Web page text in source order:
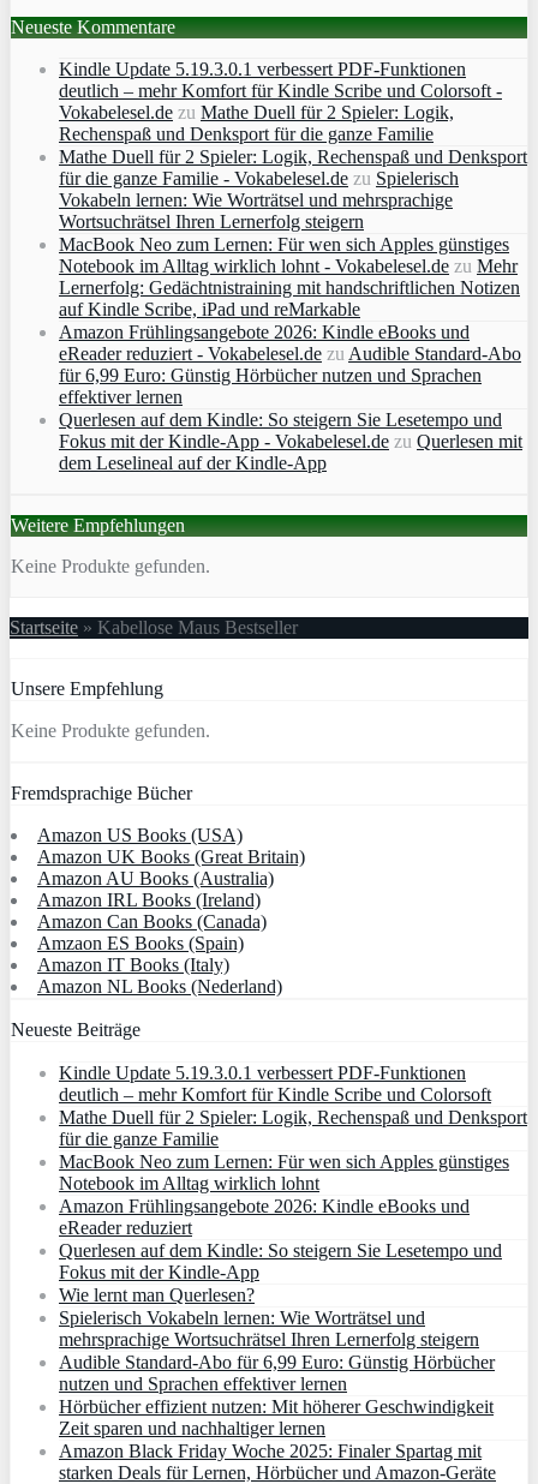
Neueste Kommentare
Kindle Update 5.19.3.0.1 verbessert PDF-Funktionen
deutlich – mehr Komfort für Kindle Scribe und Colorsoft -
Vokabelesel.de zu Mathe Duell für 2 Spieler: Logik,
Rechenspaß und Denksport für die ganze Familie
Mathe Duell für 2 Spieler: Logik, Rechenspaß und Denksport
für die ganze Familie - Vokabelesel.de zu Spielerisch
Vokabeln lernen: Wie Worträtsel und mehrsprachige
Wortsuchrätsel Ihren Lernerfolg steigern
MacBook Neo zum Lernen: Für wen sich Apples günstiges
Notebook im Alltag wirklich lohnt - Vokabelesel.de zu Mehr
Lernerfolg: Gedächtnistraining mit handschriftlichen Notizen
auf Kindle Scribe, iPad und reMarkable
Amazon Frühlingsangebote 2026: Kindle eBooks und
eReader reduziert - Vokabelesel.de zu Audible Standard-Abo
für 6,99 Euro: Günstig Hörbücher nutzen und Sprachen
effektiver lernen
Querlesen auf dem Kindle: So steigern Sie Lesetempo und
Fokus mit der Kindle-App - Vokabelesel.de zu Querlesen mit
dem Leselineal auf der Kindle-App
Weitere Empfehlungen
Keine Produkte gefunden.
Startseite » Kabellose Maus Bestseller
Unsere Empfehlung
Keine Produkte gefunden.
Fremdsprachige Bücher
Amazon US Books (USA)
Amazon UK Books (Great Britain)
Amazon AU Books (Australia)
Amazon IRL Books (Ireland)
Amazon Can Books (Canada)
Amzaon ES Books (Spain)
Amazon IT Books (Italy)
Amazon NL Books (Nederland)
Neueste Beiträge
Kindle Update 5.19.3.0.1 verbessert PDF-Funktionen
deutlich – mehr Komfort für Kindle Scribe und Colorsoft
Mathe Duell für 2 Spieler: Logik, Rechenspaß und Denksport
für die ganze Familie
MacBook Neo zum Lernen: Für wen sich Apples günstiges
Notebook im Alltag wirklich lohnt
Amazon Frühlingsangebote 2026: Kindle eBooks und
eReader reduziert
Querlesen auf dem Kindle: So steigern Sie Lesetempo und
Fokus mit der Kindle-App
Wie lernt man Querlesen?
Spielerisch Vokabeln lernen: Wie Worträtsel und
mehrsprachige Wortsuchrätsel Ihren Lernerfolg steigern
Audible Standard-Abo für 6,99 Euro: Günstig Hörbücher
nutzen und Sprachen effektiver lernen
Hörbücher effizient nutzen: Mit höherer Geschwindigkeit
Zeit sparen und nachhaltiger lernen
Amazon Black Friday Woche 2025: Finaler Spartag mit
starken Deals für Lernen, Hörbücher und Amazon‑Geräte